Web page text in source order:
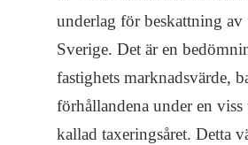
underlag för beskattning av
Sverige. Det är en
fastighets marknadsvärde,
förhållandena under en
kallad taxeringsåret. Detta